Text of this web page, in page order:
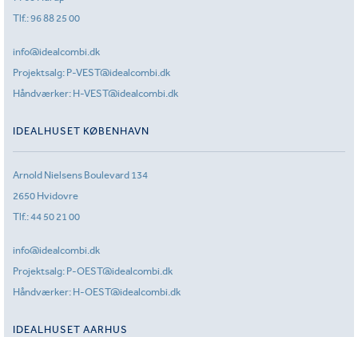
Tlf.:96 88 25 00
info@idealcombi.dk
Projektsalg: P-VEST@idealcombi.dk
Håndværker: H-VEST@idealcombi.dk
IDEALHUSET KØBENHAVN
Arnold Nielsens Boulevard 134
2650 Hvidovre
Tlf.:44 50 21 00
info@idealcombi.dk
Projektsalg: P-OEST@idealcombi.dk
Håndværker: H-OEST@idealcombi.dk
IDEALHUSET AARHUS